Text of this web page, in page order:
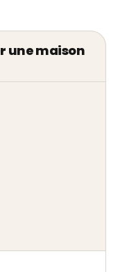
une maison